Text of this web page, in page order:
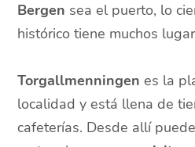
Bergen sea el puerto, lo
histórico tiene muchos
Torgallmenningen es la
localidad y está llena de
cafeterías. Desde allí